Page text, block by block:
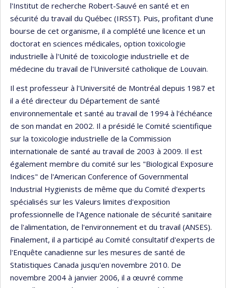
l'Institut de recherche Robert-Sauvé en santé et en
sécurité du travail du Québec (IRSST). Puis, profitant d'une
bourse de cet organisme, il a complété une licence et un
doctorat en sciences médicales, option toxicologie
industrielle à l'Unité de toxicologie industrielle et de
médecine du travail de l'Université catholique de Louvain.
Il est professeur à l'Université de Montréal depuis 1987 et
il a été directeur du Département de santé
environnementale et santé au travail de 1994 à l'échéance
de son mandat en 2002. Il a présidé le Comité scientifique
sur la toxicologie industrielle de la Commission
internationale de santé au travail de 2003 à 2009. Il est
également membre du comité sur les "Biological Exposure
Indices" de l'American Conference of Governmental
Industrial Hygienists de même que du Comité d'experts
spécialisés sur les Valeurs limites d'exposition
professionnelle de l'Agence nationale de sécurité sanitaire
de l'alimentation, de l'environnement et du travail (ANSES).
Finalement, il a participé au Comité consultatif d'experts de
l'Enquête canadienne sur les mesures de santé de
Statistiques Canada jusqu'en novembre 2010. De
novembre 2004 à janvier 2006, il a œuvré comme